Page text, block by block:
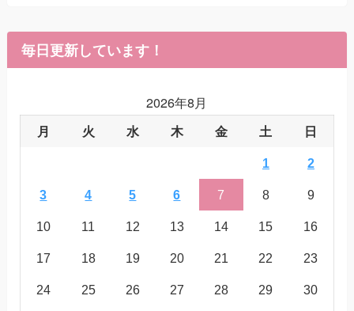
毎日更新しています！
2026年8月
月 火 水 木 金 土 日
1 2
3 4 5 6 7 8 9
10 11 12 13 14 15 16
17 18 19 20 21 22 23
24 25 26 27 28 29 30